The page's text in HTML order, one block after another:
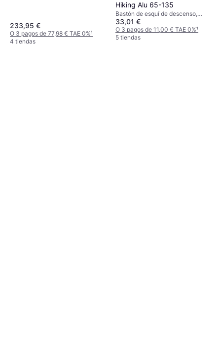
233,95 €
O 3 pagos de 77,98 € TAE 0%¹
4 tiendas
Hiking Alu 65-135
Bastón de esquí de descenso,
Anciano
33,01 €
O 3 pagos de 11,00 € TAE 0%¹
5 tiendas